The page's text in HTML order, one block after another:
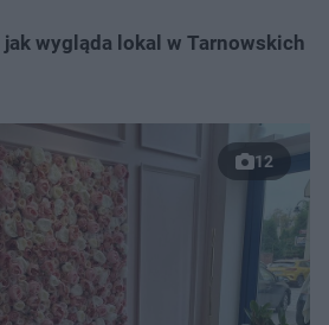
wygląda lokal w Tarnowskich
12